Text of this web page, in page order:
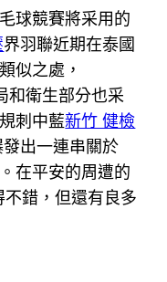
球競賽將采用的
界羽聯近期在泰國
似之處，
和衛生部分也采
刺中藍新竹 健檢
出一連串關於
在平安的周遭的
錯，但還有良多